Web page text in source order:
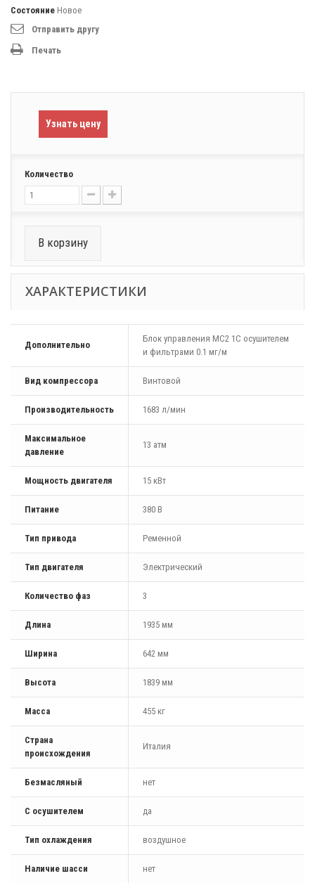
Состояние Новое
Отправить другу
Печать
Узнать цену
Количество
В корзину
ХАРАКТЕРИСТИКИ
Дополнительно
Блок управления MC2 1С осушителем
и фильтрами 0.1 мг/м
Вид компрессора Винтовой
Производительность 1683 л/мин
Максимальное
давление
13 атм
Мощность двигателя 15 кВт
Питание 380 В
Тип привода Ременной
Тип двигателя Электрический
Количество фаз 3
Длина 1935 мм
Ширина 642 мм
Высота 1839 мм
Масса 455 кг
Страна
происхождения
Италия
Безмасляный нет
С осушителем да
Тип охлаждения воздушное
Наличие шасси нет